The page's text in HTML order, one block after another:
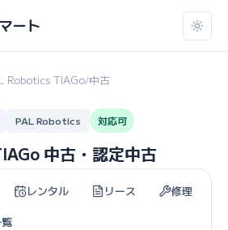
ート
Robotics TIAGo/中古
PAL Robotics 対応可
中古・認定中古
レンタル リース
修理